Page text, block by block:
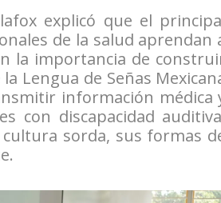
explicó que el
de la salud aprendan
la importancia de
Lengua de Señas
información médica
con discapacidad
sorda, sus formas